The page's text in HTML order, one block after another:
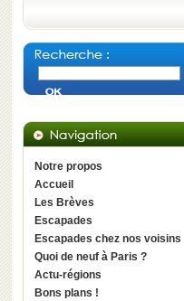
Notre propos
Accueil
Les Brèves
Escapades
Escapades chez nos voisins
Quoi de neuf à Paris ?
Actu-régions
Bons plans !